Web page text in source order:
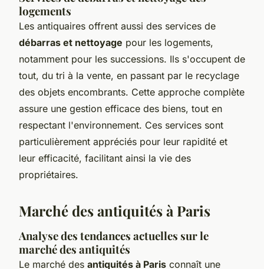
logements
Les antiquaires offrent aussi des services de
débarras et nettoyage pour les logements,
notamment pour les successions. Ils s'occupent de
tout, du tri à la vente, en passant par le recyclage
des objets encombrants. Cette approche complète
assure une gestion efficace des biens, tout en
respectant l'environnement. Ces services sont
particulièrement appréciés pour leur rapidité et
leur efficacité, facilitant ainsi la vie des
propriétaires.
Marché des antiquités à Paris
Analyse des tendances actuelles sur le
marché des antiquités
Le marché des antiquités à Paris connaît une